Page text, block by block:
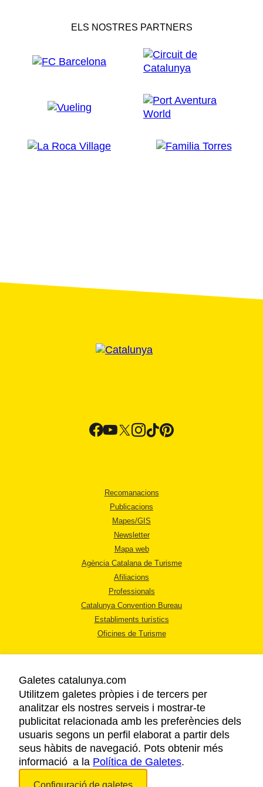
ELS NOSTRES PARTNERS
Recomanacions
Publicacions
Mapes/GIS
Newsletter
Mapa web
Agència Catalana de Turisme
Afiliacions
Professionals
Catalunya Convention Bureau
Establiments turístics
Oficines de Turisme
AVÍS LEGAL
POLÍTICA DE PRIVACITAT
COOKIES
ACCESSIBILITAT
Galetes catalunya.com
Utilitzem galetes pròpies i de tercers per
analitzar els nostres serveis i mostrar-te
publicitat relacionada amb les preferències dels
usuaris segons un perfil elaborat a partir dels
seus hàbits de navegació. Pots obtenir més
informació a la Política de Galetes.
Configuració de galetes